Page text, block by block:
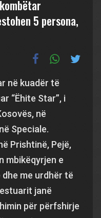
5 persona,
në kuadër të
“Ëhite Star”, i
në
Speciale.
Prishtinë, Pejë,
mbikëqyrjen e
me urdhër të
janë
për përfshirje